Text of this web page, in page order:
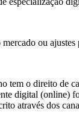
ou
o direito de
digital (online)
através dos